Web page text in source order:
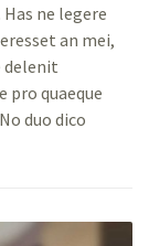
ne legere
an mei,
delenit
pro quaeque
duo dico